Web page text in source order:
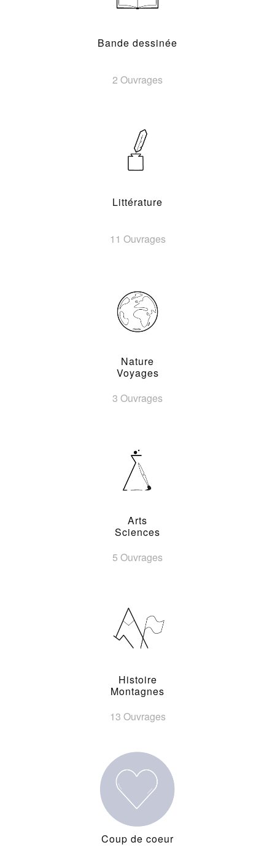
Bande dessinée
2 Ouvrages
Littérature
11 Ouvrages
Nature
Voyages
3 Ouvrages
Arts
Sciences
5 Ouvrages
Histoire
Montagnes
13 Ouvrages
Coup de coeur